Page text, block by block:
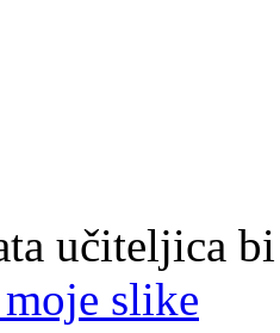
učiteljica
slike